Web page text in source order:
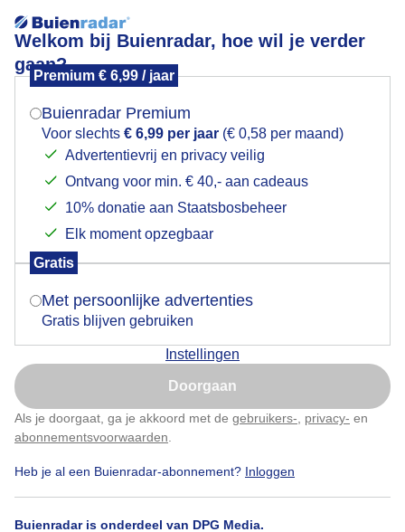
Welkom bij Buienradar, hoe wil je verder
gaan?
Premium € 6,99 / jaar
Buienradar Premium
Voor slechts € 6,99 per jaar (€ 0,58 per maand)
Advertentievrij en privacy veilig
Ontvang voor min. € 40,- aan cadeaus
10% donatie aan Staatsbosbeheer
Elk moment opzegbaar
Gratis
Met persoonlijke advertenties
Gratis blijven gebruiken
Instellingen
Doorgaan
Als je doorgaat, ga je akkoord met de gebruikers- privacy- en
abonnementsvoorwaarden
Heb je al een Buienradar-abonnement? Inloggen
Buienradar is onderdeel van DPG Media.
regenboog
Door: werner de vliegere Gemaakt: 11-05-2026, 24x bekeken
Lente
Mogen we je locatie gebruiken voor het
Indien je hier nog geen akkoord op hebt gegeven,
verschijnt er zo een pop-up uit je browser waarin
Is goed, toon de popup
Nu niet, misschien later
Klik hierom dit aan te passen